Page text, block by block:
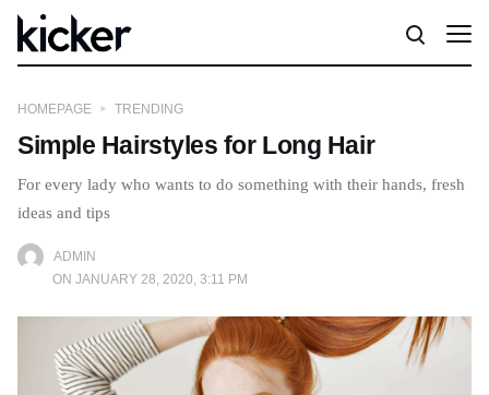
HOMEPAGE TRENDING
ADMIN
ON JANUARY 28, 2020, 3:11 PM
Simple Hairstyles for Long Hair
For every lady who wants to do something with their hands, fresh
ideas and tips